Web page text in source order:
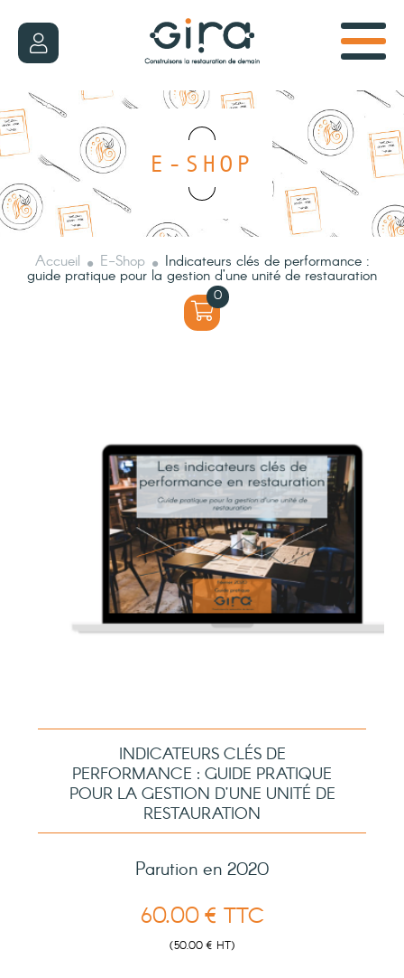
E-SHOP
Accueil E-Shop Indicateurs clés de performance :
guide pratique pour la gestion d’une unité de restauration
0
INDICATEURS CLÉS DE
PERFORMANCE : GUIDE PRATIQUE
POUR LA GESTION D’UNE UNITÉ DE
RESTAURATION
Parution en 2020
60.00 € TTC
(50.00 € HT)